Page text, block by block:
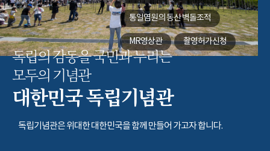
통일염원의 동산벽돌조적
MR영상관 촬영허가신청
독립의 감동을 국민과 누리는
모두의 기념관
대한민국 독립기념관
독립기념관은 위대한 대한민국을 함께 만들어 가고자 합니다.